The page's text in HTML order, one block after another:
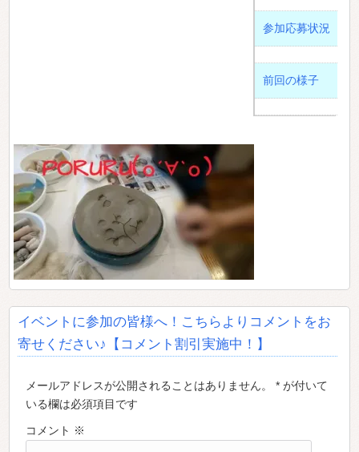
参加応募状況
前回の様子
イベントに参加の皆様へ！こちらよりコメントをお
寄せください♪【コメント割引実施中！】
メールアドレスが公開されることはありません。 * が付いて
いる欄は必須項目です
コメント ※